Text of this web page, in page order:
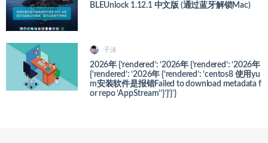
BLEUnlock 1.12.1 中文版 (通过蓝牙解锁Mac)
子沫
2026年 {‘rendered’: ‘2026年 {‘rendered’: ‘2026年
{‘rendered’: ‘2026年 {‘rendered’: ‘centos8 使用yu
m安装软件是报错Failed to download metadata f
or repo ‘AppStream’’}’}’}’}